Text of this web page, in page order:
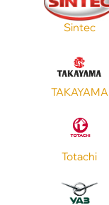
Sintec
TAKAYAMA
Totachi